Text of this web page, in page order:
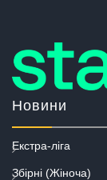
Новини
Екстра-ліга
Збірні (Жіноча)